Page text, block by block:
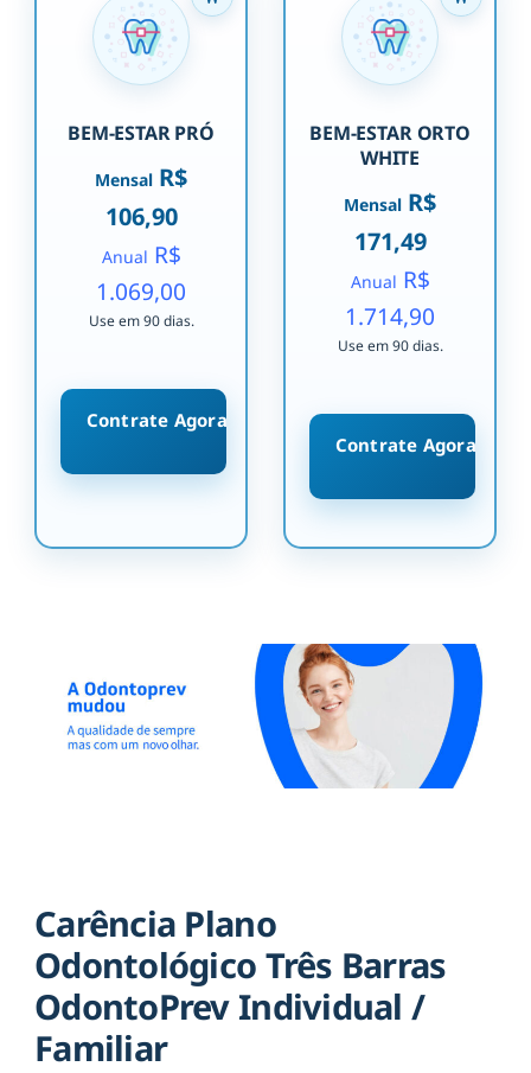
BEM-ESTAR PRÓ
Mensal R$
106,90
Anual R$
1.069,00
Use em 90 dias.
Contrate Agora
BEM-ESTAR ORTO
WHITE
Mensal R$
171,49
Anual R$
1.714,90
Use em 90 dias.
Contrate Agora
Carência Plano
Odontológico Três Barras
OdontoPrev Individual /
Familiar